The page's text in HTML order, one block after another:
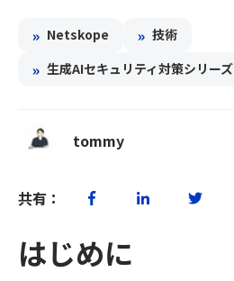
» Netskope » 技術
» 生成AIセキュリティ対策シリーズ
tommy
共有：
はじめに